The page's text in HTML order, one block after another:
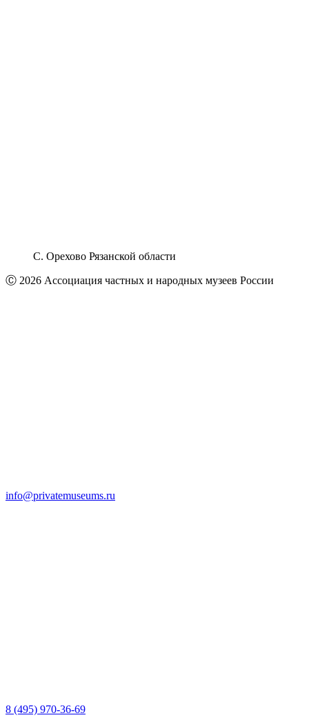
С. Орехово Рязанской области
Ⓒ 2026 Ассоциация частных и народных музеев России
info@privatemuseums.ru
8 (495) 970-36-69